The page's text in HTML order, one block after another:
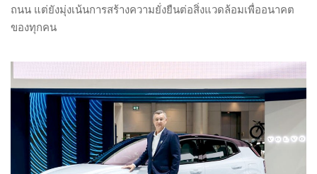
ถนน แต่ยังมุ่งเน้นการสร้างความยั่งยืนต่อสิ่งแวดล้อมเพื่ออนาคต
ของทุกคน